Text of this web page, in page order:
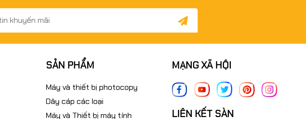
SẢN PHẨM
Máy và thiết bị photocopy
Dây cáp các loại
Máy và Thiết bị máy tính
MẠNG XÃ HỘI
LIÊN KẾT SÀN